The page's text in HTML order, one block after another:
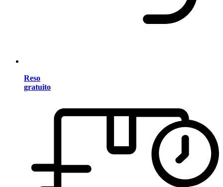
Reso
gratuito